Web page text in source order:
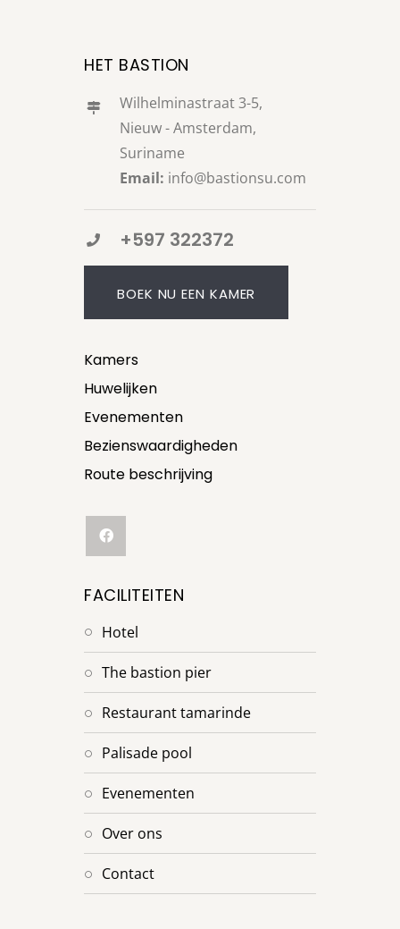
HET BASTION
Wilhelminastraat 3-5,
Nieuw - Amsterdam,
Suriname
Email: info@bastionsu.com
+597 322372
BOEK NU EEN KAMER
Kamers
Huwelijken
Evenementen
Bezienswaardigheden
Route beschrijving
FACILITEITEN
hotel
the bastion pier
restaurant tamarinde
palisade pool
evenementen
over ons
contact